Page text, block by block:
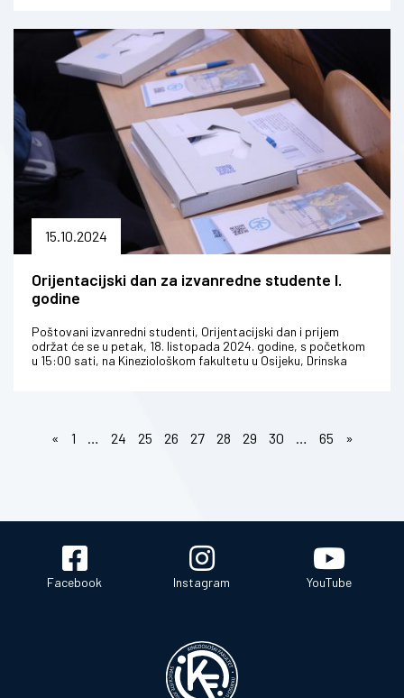
15.10.2024
Orijentacijski dan za izvanredne studente I.
godine
Poštovani izvanredni studenti, Orijentacijski dan i prijem
održat će se u petak, 18. listopada 2024. godine, s početkom
u 15:00 sati, na Kineziološkom fakultetu u Osijeku, Drinska
« 1 … 24 25 26 27 28 29 30 … 65 »
Facebook Instagram YouTube